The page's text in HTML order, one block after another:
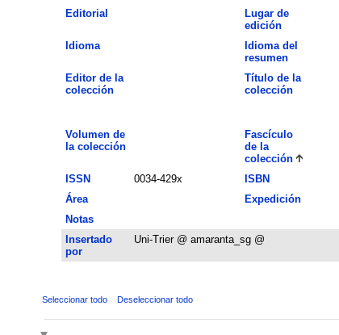
Editorial
Lugar de
edición
Idioma
Idioma del
resumen
Editor de la
colección
Título de la
colección
Volumen de
la colección
Fascículo
de la
colección
ISSN 0034-429x ISBN
Área
Expedición
Notas
Insertado
por
Uni-Trier @ amaranta_sg @
Seleccionar todo Deseleccionar todo